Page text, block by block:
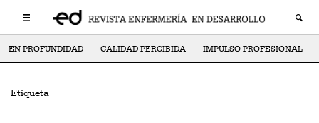
EN PROFUNDIDAD CALIDAD PERCIBIDA IMPULSO PROFESIONAL
Etiqueta